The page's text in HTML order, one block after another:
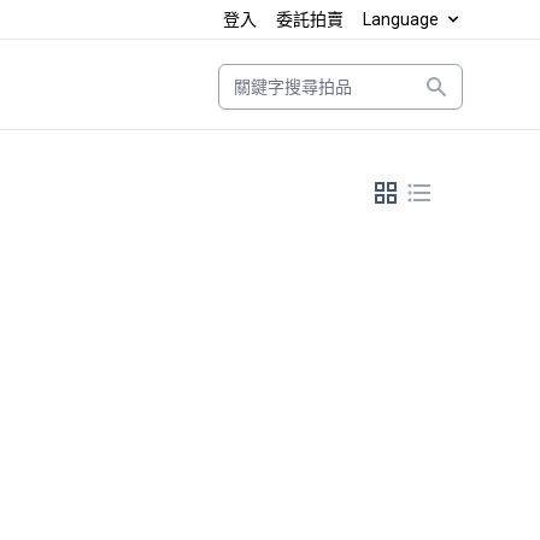
登入 委託拍賣 Language
Search
grid_view format_list_bulleted